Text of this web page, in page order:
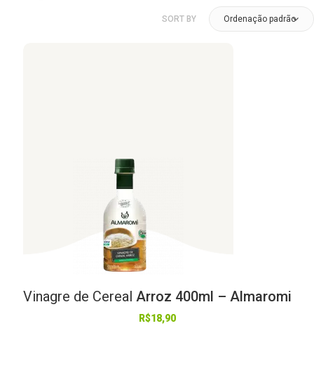
SORT BY Ordenação padrão
Vinagre de Cereal Arroz 400ml – Almaromi
R$18,90